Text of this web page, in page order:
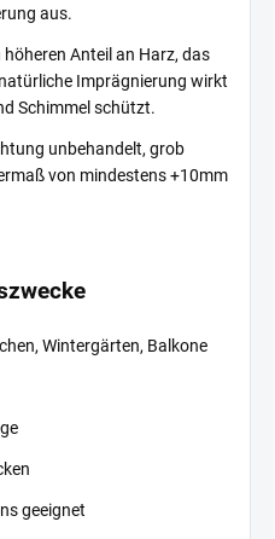
aus.
Anteil an Harz, das
Imprägnierung wirkt
Schimmel schützt.
unbehandelt, grob
von mindestens +10mm
Wintergärten, Balkone
geeignet